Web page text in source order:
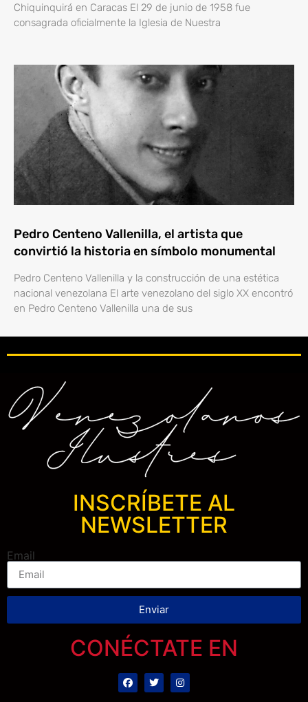
Chiquinquirá en Caracas El 29 de junio de 1958 fue
consagrada oficialmente la Iglesia de Nuestra
Pedro Centeno Vallenilla, el artista que
convirtió la historia en símbolo monumental
Pedro Centeno Vallenilla y la construcción de una estética
nacional venezolana El arte venezolano del siglo XX encontró
en Pedro Centeno Vallenilla una de sus
INSCRÍBETE AL
NEWSLETTER
Email
Enviar
CONÉCTATE EN